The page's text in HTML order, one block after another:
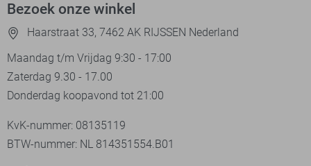
Bezoek onze winkel
Haarstraat 33, 7462 AK RIJSSEN Nederland
Maandag t/m Vrijdag 9:30 - 17:00
Zaterdag 9.30 - 17.00
Donderdag koopavond tot 21:00
KvK-nummer: 08135119
BTW-nummer: NL 814351554.B01